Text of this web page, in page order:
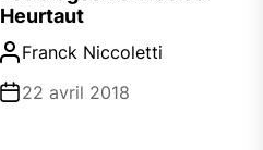
Heurtaut
Franck Niccoletti
22 avril 2018